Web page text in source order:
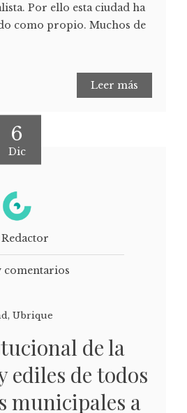
Por ello esta ciudad ha
como propio. Muchos de
Leer más
6
Dic
comentarios
, Ubrique
de la
ediles de todos
municipales a